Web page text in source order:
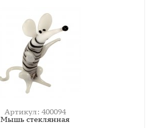
Артикул: 400094
Мышь стеклянная